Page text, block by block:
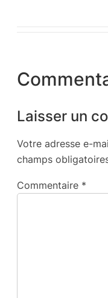
Laisser un
Votre adresse e-
champs
Commentaire *